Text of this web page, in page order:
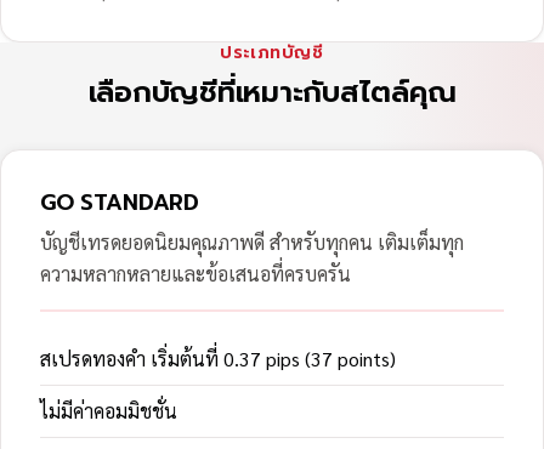
ประเภทบัญชี
เลือกบัญชีที่เหมาะกับสไตล์คุณ
GO STANDARD
บัญชีเทรดยอดนิยมคุณภาพดี สำหรับทุกคน เติมเต็มทุก
ความหลากหลายและข้อเสนอที่ครบครัน
สเปรดทองคำ เริ่มต้นที่ 0.37 pips (37 points)
ไม่มีค่าคอมมิชชั่น